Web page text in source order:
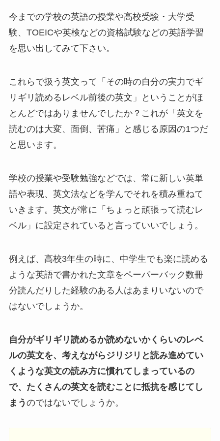
今までの学校の英語の授業や高校受験・大学受
験、TOEICや英検などの資格試験などの英語学習
を思い出してみて下さい。
これらで扱う英文って「その時の自分の実力でギ
リギリ読めるレベル前後の英文」ということがほ
とんどではありませんでしたか？これが「英文を
読むのは大変、面倒、苦痛」と感じる原因の1つだ
と思います。
学校の授業や受験勉強などでは、常に新しい英単
語や表現、英文法などを学んでそれを積み重ねて
いきます。英文が常に「ちょっと頑張って読むレ
ベル」に設定されていると言っていいでしょう。
例えば、高校3年生の時に、中学生でも楽に読める
ような英語で書かれた文章をペーパーバック数冊
分読んだりした経験のある人はあまりいないので
はないでしょうか。
自分がギリギリ読めるか読めないかくらいのレベ
ルの英文を、考えながらジリジリと読み進めてい
くような英文の読み方に慣れてしまっているの
で、たくさんの英文を読むことに抵抗を感じてし
まう のではないでしょうか。